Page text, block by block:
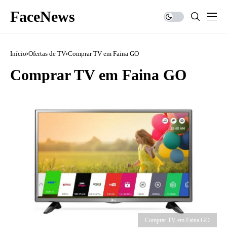
FaceNews
Início Ofertas de TV Comprar TV em Faina GO
Comprar TV em Faina GO
Comprar TV em Faina GO